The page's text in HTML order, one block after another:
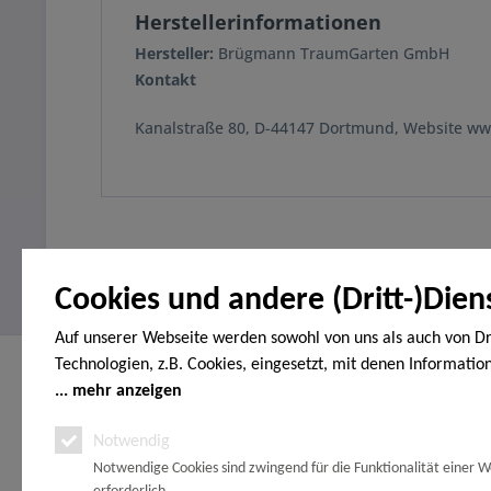
Cookies und andere (Dritt-
Auf unserer Webseite werden sowohl von uns als auch von
Technologien, z.B. Cookies, eingesetzt, mit denen
Endgerät gespeichert und/oder von Ihrem Endgerät
Analyse-, Marketing- und Statistik-Cookies. Bei den
handelt es sich um solche, die technisch notwendig sind, um
mehr anzeigen
Notwendig
Notwendige Cookies sind zwingend für die Funktionalität einer
Herstellerinformationen
Hersteller: Brügmann TraumGarten GmbH
Kontakt
Kanalstraße 80, D-44147 Dortmund, Website
Service Hotline
unter: